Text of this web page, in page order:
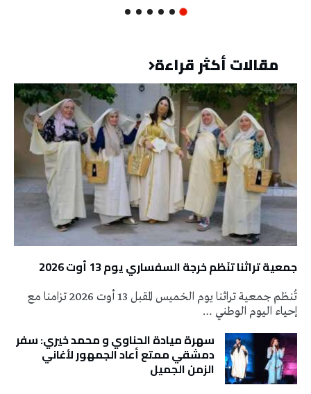
مقالات أكثر قراءة
جمعية تراثنا تنَظم خرجة السفساري يوم 13 أوت 2026
تُنظم جمعية تراثنا يوم الخميس المقبل 13 أوت 2026 تزامنا مع
إحياء اليوم الوطني …
سهرة ميادة الحناوي و محمد خيري: سفر
دمشقي ممتع أعاد الجمهور لأغاني
الزمن الجميل